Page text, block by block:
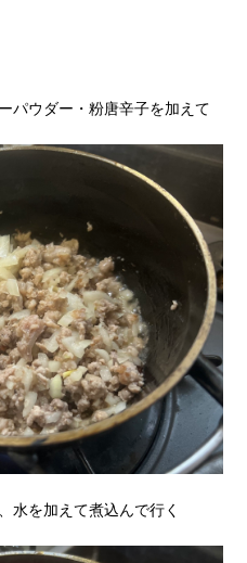
パウダー・粉唐辛子を加えて
水を加えて煮込んで行く